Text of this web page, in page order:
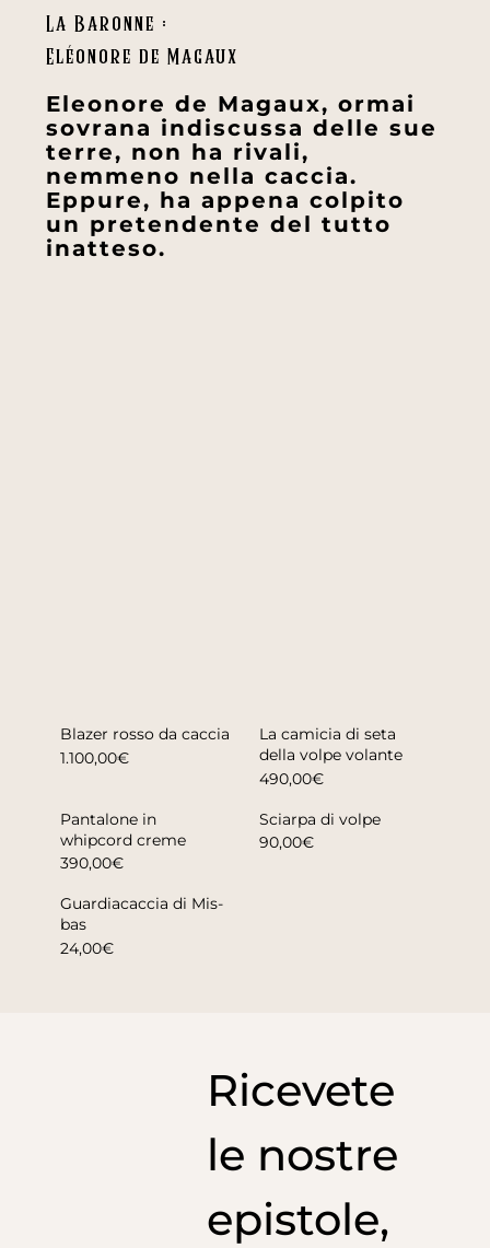
Blazer rosso da caccia
1.100,00€
La camicia di seta
della volpe volante
490,00€
Pantalone in
whipcord creme
390,00€
Sciarpa di volpe
90,00€
Guardiacaccia di Mis-
bas
24,00€
La Baronne :
Eléonore de Magaux
Eleonore de Magaux, ormai
sovrana indiscussa delle sue
terre, non ha rivali,
nemmeno nella caccia.
Eppure, ha appena colpito
un pretendente del tutto
inatteso.
Ricevete
le nostre
epistole,